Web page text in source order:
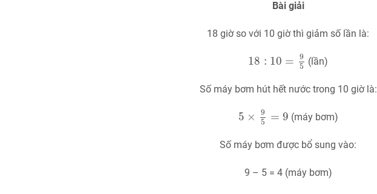
Bài giải
18 giờ so với 10 giờ thì giảm số lần là:
18 : 10 =
9
5
18 10=
(lần)
Số máy bơm hút hết nước trong 10 giờ là:
5 ×
9
5
= 9
5 5=
(máy bơm)
Số máy bơm được bổ sung vào:
9 – 5 = 4 (máy bơm)